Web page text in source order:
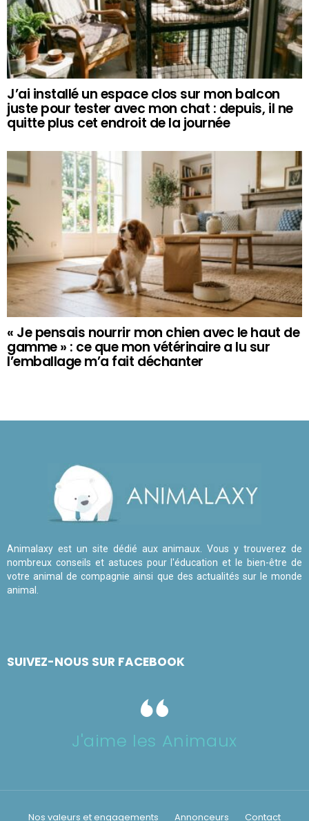
J’ai installé un espace clos sur mon balcon
juste pour tester avec mon chat : depuis, il ne
quitte plus cet endroit de la journée
« Je pensais nourrir mon chien avec le haut de
gamme » : ce que mon vétérinaire a lu sur
l’emballage m’a fait déchanter
Animalaxy est un site dédié aux animaux. Vous y trouverez de
nombreux conseils et astuces pour l'éducation et le bien-être de
votre animal de compagnie ainsi que des actualités sur le monde
animal.
SUIVEZ-NOUS SUR FACEBOOK
J'aime les Animaux
Nos valeurs et engagements Annonceurs Contact